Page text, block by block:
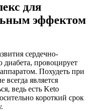
для
эффектом
сердечно-
диабета, провоцирует
Похудеть при
является
ведь есть Keto
короткий срок